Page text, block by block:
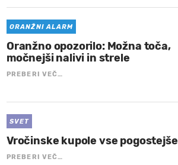
ORANŽNI ALARM
Oranžno opozorilo: Možna toča,
močnejši nalivi in strele
PREBERI VEČ…
SVET
Vročinske kupole vse pogostejše
PREBERI VEČ…